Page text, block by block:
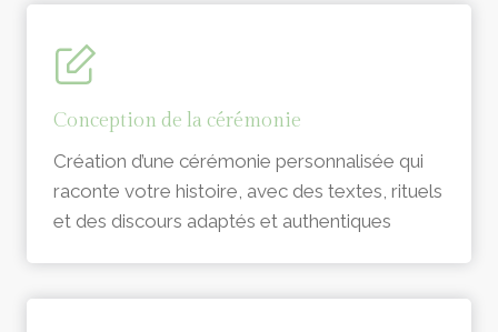
Conception de la cérémonie
Création d’une cérémonie personnalisée qui
raconte votre histoire, avec des textes, rituels
et des discours adaptés et authentiques